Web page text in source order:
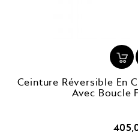
Ceinture Réversible En
Avec Boucle